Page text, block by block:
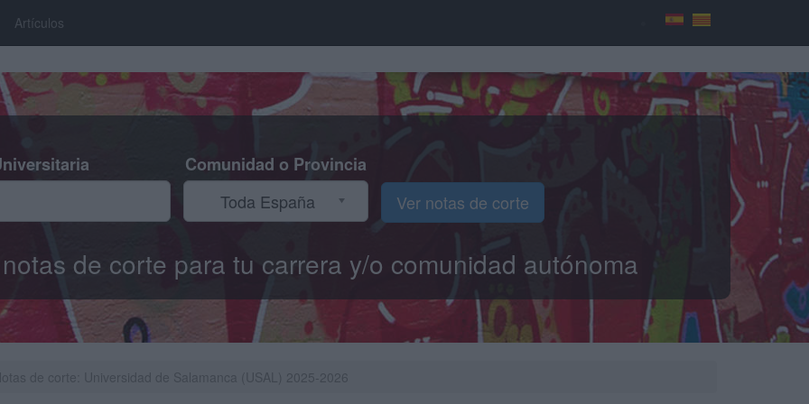
Artículos
Comunidad o Provincia
Toda España
Ver notas de corte
de corte para tu carrera y/o comunidad autónoma